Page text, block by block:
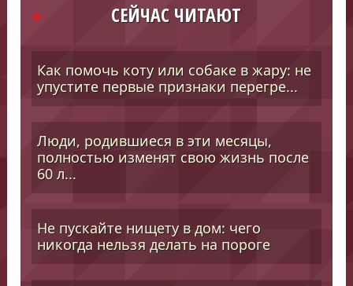
СЕЙЧАС ЧИТАЮТ
Как помочь коту или собаке в жару: не
упустите первые признаки перегре...
Люди, родившиеся в эти месяцы,
полностью изменят свою жизнь после
60 л...
Не пускайте нищету в дом: чего
никогда нельзя делать на пороге